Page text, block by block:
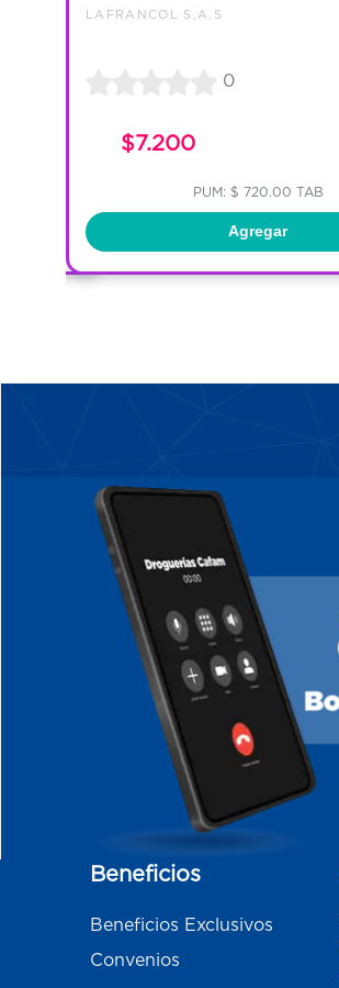
LAFRANCOL S.A.S
0
$7.200
PUM: $ 720.00 TAB
Agregar
Beneficios
Beneficios Exclusivos
Convenios